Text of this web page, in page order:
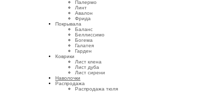
Палермо
Линт
Авалон
Фрида
Покрывала
Баланс
Беллиссимо
Богема
Галатея
Гарден
Коврики
Лист клена
Лист дуба
Лист сирени
Наволочки
Распродажа
Распродажа тюля